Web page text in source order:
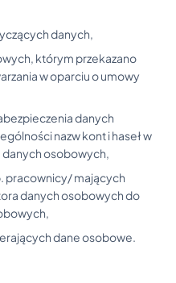
danych,
którym przekazano
w oparciu o umowy
danych
nazw kont i haseł w
osobowych,
pracownicy/ mających
danych osobowych do
dane osobowe.